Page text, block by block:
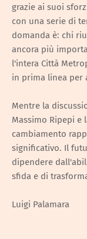
grazie ai suoi
con una serie di
domanda è: chi
ancora più
l'intera Città
in prima linea per
Mentre la
Massimo Ripepi e
cambiamento
significativo. Il
dipendere
sfida e di
Luigi Palamara